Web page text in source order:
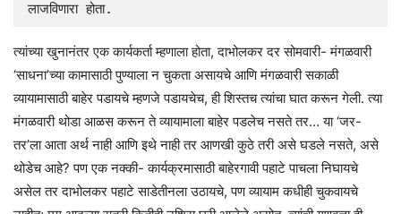
लाजविणारा होता.
त्यांच्या खुनानंतर एक कार्यकर्ता म्हणाला होता, दाभोलकर दर सोमवारी- मंगळवारी
‘साधना’च्या कामासाठी पुण्याला न चुकता असायचे आणि मंगळवारी सकाळी
व्यायामासाठी बाहेर पडायचे म्हणजे पडायचेच, ही शिस्तच त्यांचा घात करून गेली. त्या
मंगळवारी थोडा आळस करून ते व्यायामाला बाहेर पडलेच नसते तर… या ‘जर-
तर’ला आता अर्थ नाही आणि इथे नाही तर आणखी कुठे तरी असे घडले नसते, असे
थोडेच आहे? पण एक नक्की- कार्यक्रमासाठी बाहेरगावी पहाटे पाचला निघायचे
असेल तर दाभोलकर पहाटे साडेतीनला उठायचे, पण व्यायाम कधीही चुकवायचे